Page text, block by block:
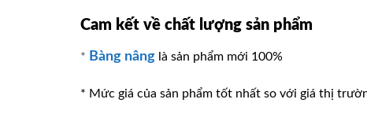
Cam kết về chất lượng sản phẩm
* Bàng nâng là sản phẩm mới 100%
* Mức giá của sản phẩm tốt nhất so với giá thị